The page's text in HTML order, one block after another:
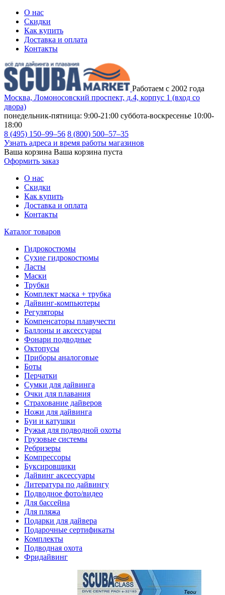
О нас
Скидки
Как купить
Доставка и оплата
Контакты
Работаем с 2002 года
Москва, Ломоносовский проспект, д.4, корпус 1 (вход со
двора)
понедельник-пятница: 9:00-21:00 суббота-воскресенье 10:00-
18:00
8 (495) 150–99–56 8 (800) 500–57–35
Узнать адреса и время работы магазинов
Ваша корзина Ваша корзина пуста
Оформить заказ
О нас
Скидки
Как купить
Доставка и оплата
Контакты
Каталог товаров
Гидрокостюмы
Сухие гидрокостюмы
Ласты
Маски
Трубки
Комплект маска + трубка
Дайвинг-компьютеры
Регуляторы
Компенсаторы плавучести
Баллоны и аксессуары
Фонари подводные
Октопусы
Приборы аналоговые
Боты
Перчатки
Сумки для дайвинга
Очки для плавания
Страхование дайверов
Ножи для дайвинга
Буи и катушки
Ружья для подводной охоты
Грузовые системы
Ребризеры
Компрессоры
Буксировщики
Дайвинг аксессуары
Литература по дайвингу
Подводное фото/видео
Для бассейна
Для пляжа
Подарки для дайвера
Подарочные сертификаты
Комплекты
Подводная охота
Фридайвинг